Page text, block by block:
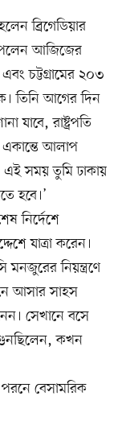
ব্রিগেডিয়ার
আজিজের
চট্টগ্রামের ২০৩
তিনি আগের দিন
যাবে, রাষ্ট্রপতি
আলাপ
সময় তুমি ঢাকায়
হবে।’
নির্দেশে
যাত্রা করেন।
মনজুরের নিয়ন্ত্রণে
আসার সাহস
সেখানে বসে
গুনছিলেন, কখন
বেসামরিক